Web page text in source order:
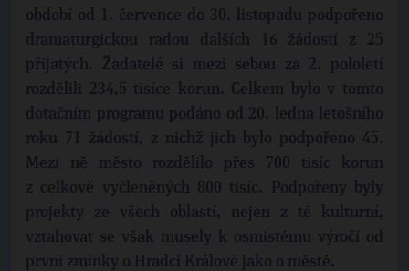
období od 1. července do 30. listopadu podpořeno
dramaturgickou radou dalších 16 žádostí z 25
přijatých. Žadatelé si mezi sebou za 2. pololetí
rozdělili 234,5 tisíce korun. Celkem bylo v tomto
dotačním programu podáno od 20. ledna letošního
roku 71 žádostí, z nichž jich bylo podpořeno 45.
Mezi ně město rozdělilo přes 700 tisíc korun
z celkově vyčleněných 800 tisíc. Podpořeny byly
projekty ze všech oblastí, nejen z té kulturní,
vztahovat se však musely k osmistému výročí od
první zmínky o Hradci Králové jako o městě.